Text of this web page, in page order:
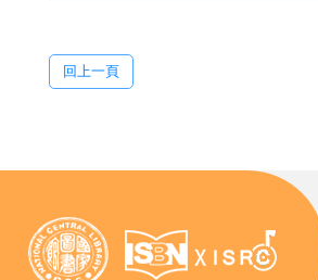
回上一頁